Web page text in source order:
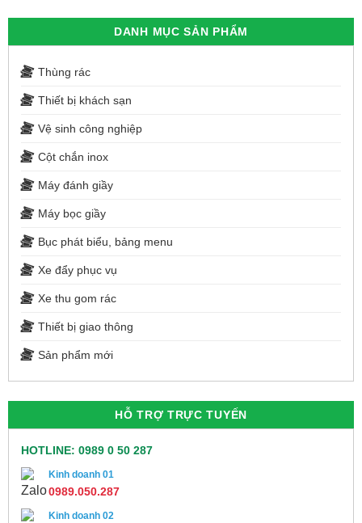
DANH MỤC SẢN PHẨM
Thùng rác
Thiết bị khách sạn
Vệ sinh công nghiệp
Cột chắn inox
Máy đánh giầy
Máy bọc giầy
Bục phát biểu, bảng menu
Xe đẩy phục vụ
Xe thu gom rác
Thiết bị giao thông
Sản phẩm mới
HỖ TRỢ TRỰC TUYẾN
HOTLINE: 0989 0 50 287
Kinh doanh 01
0989.050.287
Kinh doanh 02